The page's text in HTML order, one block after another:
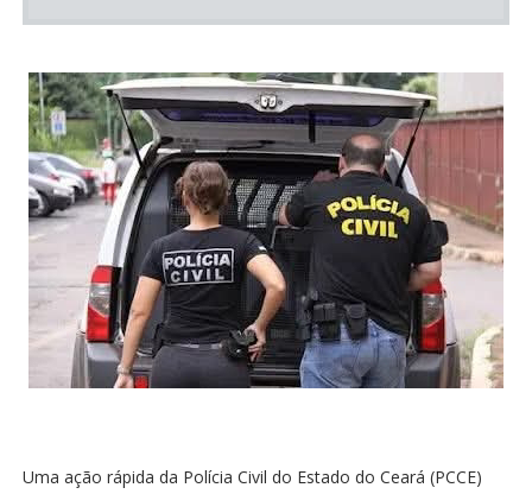
Uma ação rápida da Polícia Civil do Estado do Ceará (PCCE)